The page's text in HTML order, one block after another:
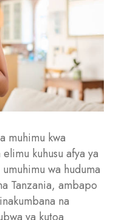
muhimu kwa
kuhusu afya ya
wa huduma
Tanzania, ambapo
na
ya kutoa